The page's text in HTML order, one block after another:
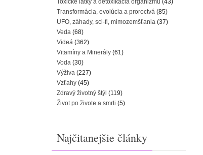
Toxické látky a detoxikácia organizmu (43)
Transformácia, evolúcia a proroctvá (85)
UFO, záhady, sci-fi, mimozemšťania (37)
Veda (68)
Videá (362)
Vitamíny a Minerály (61)
Voda (30)
Výživa (227)
Vzťahy (45)
Zdravý životný štýl (119)
Život po živote a smrti (5)
Najčitanejšie články